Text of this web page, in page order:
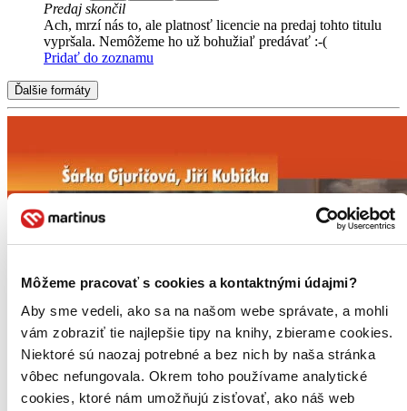
Môžeme pracovať s cookies a kontaktnými údajmi?
Aby sme vedeli, ako sa na našom webe správate, a mohli
vám zobraziť tie najlepšie tipy na knihy, zbierame cookies.
Niektoré sú naozaj potrebné a bez nich by naša stránka
vôbec nefungovala. Okrem toho používame analytické
cookies, ktoré nám umožňujú zisťovať, ako náš web
Predaj skončil
Ach, mrzí nás to, ale platnosť licencie na predaj tohto titulu
vypršala. Nemôžeme ho už bohužiaľ predávať :-(
Pridať do zoznamu
Ďalšie formáty